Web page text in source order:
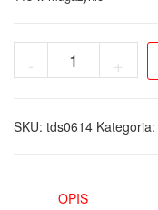
-
Ochraniacz
fotela
samochodowego
organizera
+
SKU: tds0614 Kategoria:
OPIS